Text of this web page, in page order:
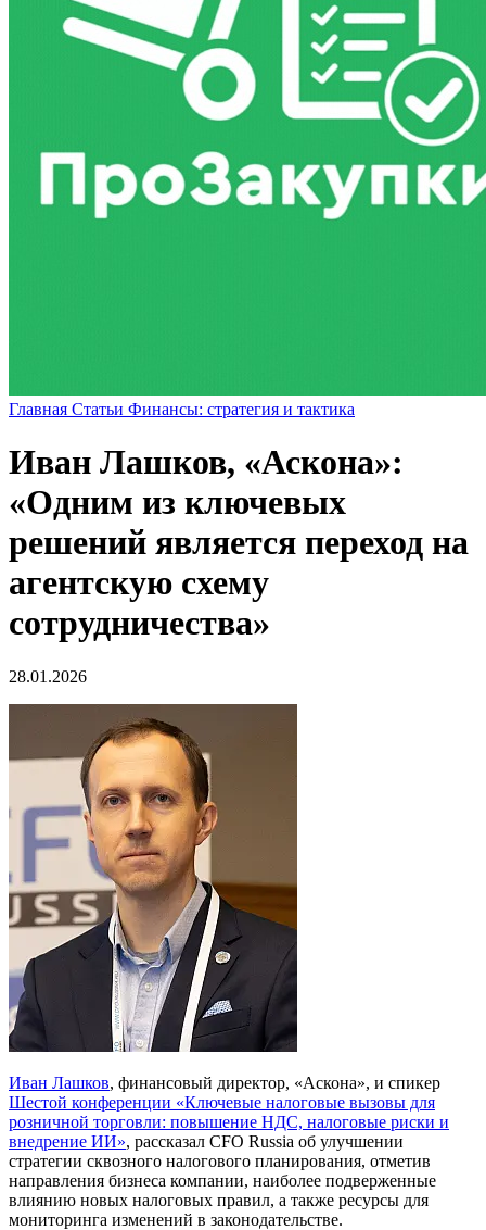
Главная Статьи Финансы: стратегия и тактика
Иван Лашков, «Аскона»:
«Одним из ключевых
решений является переход на
агентскую схему
сотрудничества»
28.01.2026
Иван Лашков, финансовый директор, «Аскона», и спикер
Шестой конференции «Ключевые налоговые вызовы для
розничной торговли: повышение НДС, налоговые риски и
внедрение ИИ», рассказал CFO Russia об улучшении
стратегии сквозного налогового планирования, отметив
направления бизнеса компании, наиболее подверженные
влиянию новых налоговых правил, а также ресурсы для
мониторинга изменений в законодательстве.